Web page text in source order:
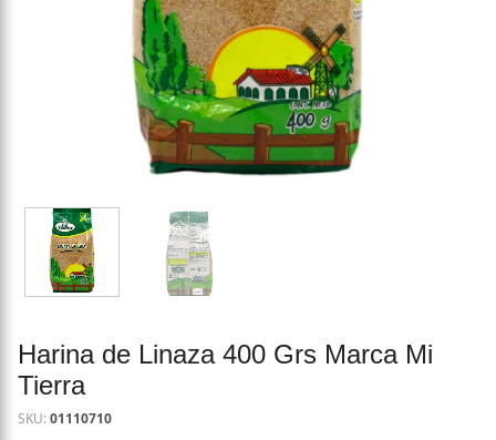
Harina de Linaza 400 Grs Marca Mi
Tierra
SKU:01110710